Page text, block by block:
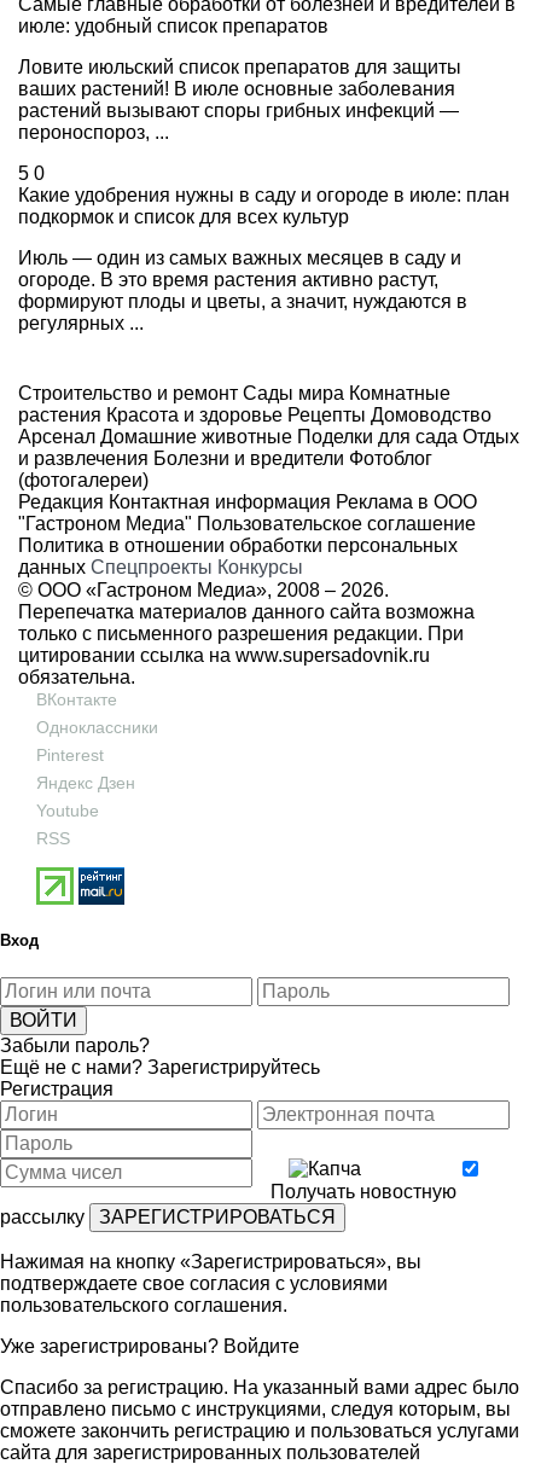
Самые главные обработки от болезней и вредителей в
июле: удобный список препаратов
Ловите июльский список препаратов для защиты
ваших растений! В июле основные заболевания
растений вызывают споры грибных инфекций —
пероноспороз, ...
5 0
Какие удобрения нужны в саду и огороде в июле: план
подкормок и список для всех культур
Июль — один из самых важных месяцев в саду и
огороде. В это время растения активно растут,
формируют плоды и цветы, а значит, нуждаются в
регулярных ...
Строительство и ремонт Сады мира Комнатные
растения Красота и здоровье Рецепты Домоводство
Арсенал Домашние животные Поделки для сада Отдых
и развлечения Болезни и вредители Фотоблог
(фотогалереи)
Редакция Контактная информация Реклама в ООО
"Гастроном Медиа" Пользовательское соглашение
Политика в отношении обработки персональных
данных Спецпроекты Конкурсы
© ООО «Гастроном Медиа», 2008 – 2026.
Перепечатка материалов данного сайта возможна
только с письменного разрешения редакции. При
цитировании ссылка на www.supersadovnik.ru
обязательна.
ВКонтакте
Одноклассники
Pinterest
Яндекс Дзен
Youtube
RSS
Вход
Забыли пароль?
Ещё не с нами? Зарегистрируйтесь
Регистрация
Получать новостную
рассылку
Нажимая на кнопку «Зарегистрироваться», вы
подтверждаете свое согласия с условиями
пользовательского соглашения.
Уже зарегистрированы? Войдите
Спасибо за регистрацию. На указанный вами адрес было
отправлено письмо с инструкциями, следуя которым, вы
сможете закончить регистрацию и пользоваться услугами
сайта для зарегистрированных пользователей